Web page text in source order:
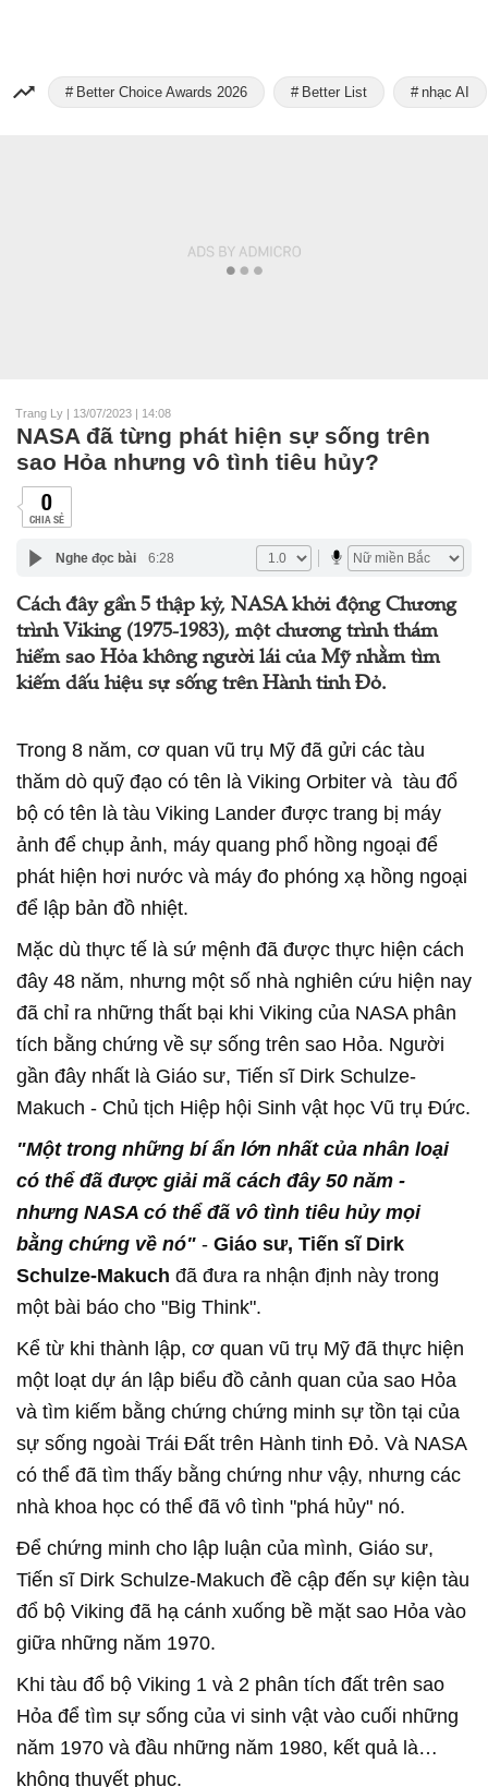
Better Choice Awards 2026 Better List nhạc AI
Trang Ly | 13/07/2023 | 14:08
NASA đã từng phát hiện sự sống trên
sao Hỏa nhưng vô tình tiêu hủy?
0
CHIA SẺ
Nghe đọc bài 6:28
Cách đây gần 5 thập kỷ, NASA khởi động Chương
trình Viking (1975-1983), một chương trình thám
hiểm sao Hỏa không người lái của Mỹ nhằm tìm
kiếm dấu hiệu sự sống trên Hành tinh Đỏ.
Trong 8 năm, cơ quan vũ trụ Mỹ đã gửi các tàu
thăm dò quỹ đạo có tên là Viking Orbiter và tàu đổ
bộ có tên là tàu Viking Lander được trang bị máy
ảnh để chụp ảnh, máy quang phổ hồng ngoại để
phát hiện hơi nước và máy đo phóng xạ hồng ngoại
để lập bản đồ nhiệt.
Mặc dù thực tế là sứ mệnh đã được thực hiện cách
đây 48 năm, nhưng một số nhà nghiên cứu hiện nay
đã chỉ ra những thất bại khi Viking của NASA phân
tích bằng chứng về sự sống trên sao Hỏa. Người
gần đây nhất là Giáo sư, Tiến sĩ Dirk Schulze-
Makuch - Chủ tịch Hiệp hội Sinh vật học Vũ trụ Đức.
"Một trong những bí ẩn lớn nhất của nhân loại
có thể đã được giải mã cách đây 50 năm -
nhưng NASA có thể đã vô tình tiêu hủy mọi
bằng chứng về nó" - Giáo sư, Tiến sĩ Dirk
Schulze-Makuch đã đưa ra nhận định này trong
một bài báo cho "Big Think".
Kể từ khi thành lập, cơ quan vũ trụ Mỹ đã thực hiện
một loạt dự án lập biểu đồ cảnh quan của sao Hỏa
và tìm kiếm bằng chứng chứng minh sự tồn tại của
sự sống ngoài Trái Đất trên Hành tinh Đỏ. Và NASA
có thể đã tìm thấy bằng chứng như vậy, nhưng các
nhà khoa học có thể đã vô tình "phá hủy" nó.
Để chứng minh cho lập luận của mình, Giáo sư,
Tiến sĩ Dirk Schulze-Makuch đề cập đến sự kiện tàu
đổ bộ Viking đã hạ cánh xuống bề mặt sao Hỏa vào
giữa những năm 1970.
Khi tàu đổ bộ Viking 1 và 2 phân tích đất trên sao
Hỏa để tìm sự sống của vi sinh vật vào cuối những
năm 1970 và đầu những năm 1980, kết quả là…
không thuyết phục.